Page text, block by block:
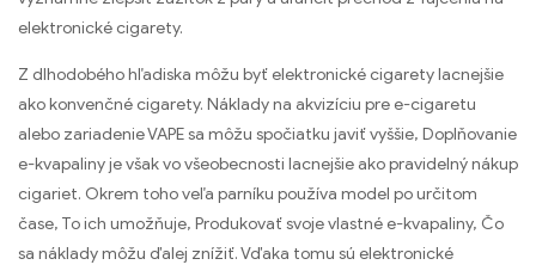
elektronické cigarety.
Z dlhodobého hľadiska môžu byť elektronické cigarety lacnejšie
ako konvenčné cigarety. Náklady na akvizíciu pre e-cigaretu
alebo zariadenie VAPE sa môžu spočiatku javiť vyššie, Doplňovanie
e-kvapaliny je však vo všeobecnosti lacnejšie ako pravidelný nákup
cigariet. Okrem toho veľa parníku používa model po určitom
čase, To ich umožňuje, Produkovať svoje vlastné e-kvapaliny, Čo
sa náklady môžu ďalej znížiť. Vďaka tomu sú elektronické